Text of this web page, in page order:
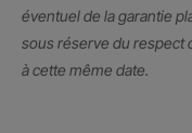
éventuel de la garantie
sous réserve du respect
à cette même date.